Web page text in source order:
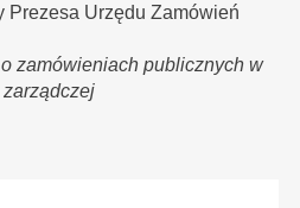
Prezesa Urzędu Zamówień
zamówieniach publicznych w